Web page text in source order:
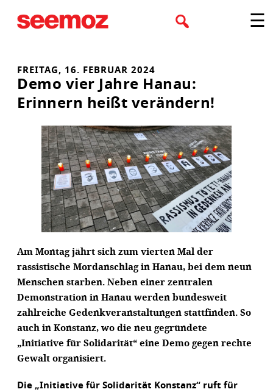
Inhalt
☰
FREITAG, 16. FEBRUAR 2024
Demo vier Jahre Hanau:
Erinnern heißt verändern!
Am Montag jährt sich zum vierten Mal der
rassistische Mordanschlag in Hanau, bei dem neun
Menschen starben. Neben einer zentralen
Demonstration in Hanau werden bundesweit
zahlreiche Gedenkveranstaltungen stattfinden. So
auch in Konstanz, wo die neu gegründete
„Initiative für Solidarität“ eine Demo gegen rechte
Gewalt organisiert.
Die „Initiative für Solidarität Konstanz“ ruft für